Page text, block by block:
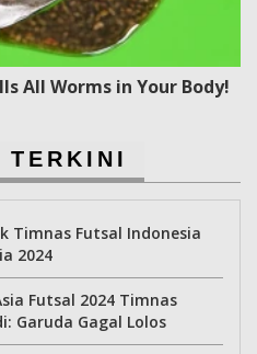
All Worms in Your Body!
TERKINI
Timnas Futsal Indonesia
2024
Futsal 2024 Timnas
Garuda Gagal Lolos